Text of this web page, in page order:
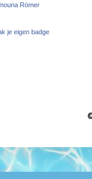
Römer
je eigen badge